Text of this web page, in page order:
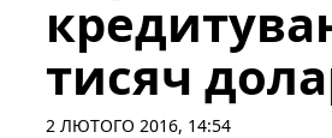
тисяч
2 ЛЮТОГО 2016, 14:54